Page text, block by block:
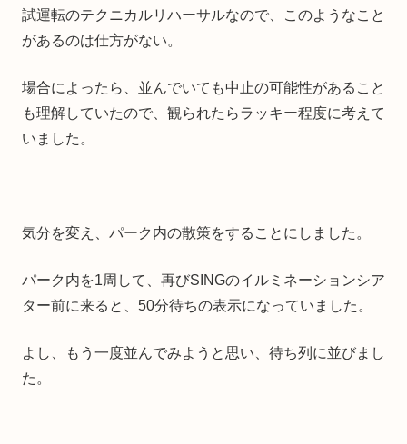
試運転のテクニカルリハーサルなので、このようなこと
があるのは仕方がない。
場合によったら、並んでいても中止の可能性があること
も理解していたので、観られたらラッキー程度に考えて
いました。
気分を変え、パーク内の散策をすることにしました。
パーク内を1周して、再びSINGのイルミネーションシア
ター前に来ると、50分待ちの表示になっていました。
よし、もう一度並んでみようと思い、待ち列に並びまし
た。